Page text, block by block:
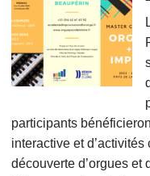
participants
interactive et
découverte d’orgues et